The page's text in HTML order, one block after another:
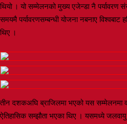
थियो । यो सम्मेलनको मुख्य एजेन्डा नै पर्यावरण
समयमै पर्यावरणसम्बन्धी योजना नबनाए विश्वबाट
थिए ।
तीन दशकअघि ब्राजिलमा भएको यस सम्मेलनमा
ऐतिहासिक सम्झौता भएका थिए । यसमध्ये